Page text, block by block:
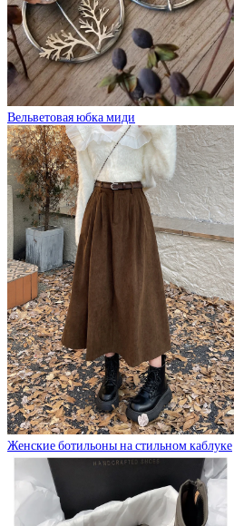
Вельветовая юбка миди
Женские ботильоны на стильном каблуке